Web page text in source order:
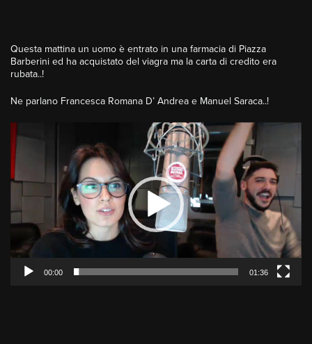
Questa mattina un uomo è entrato in una farmacia di Piazza
Barberini ed ha acquistato del viagra ma la carta di credito era
rubata..!
Ne parlano Francesca Romana D’ Andrea e Manuel Saraca..!
Player
00:00 01:36